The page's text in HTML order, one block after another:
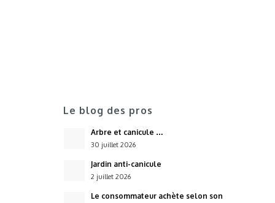
Le blog des pros
Arbre et canicule …
30 juillet 2026
Jardin anti-canicule
2 juillet 2026
Le consommateur achète selon son